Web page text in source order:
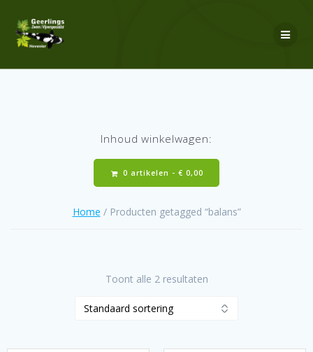
Inhoud winkelwagen:
0 artikelen - € 0,00
Home / Producten getagged “balans”
Toont alle 2 resultaten